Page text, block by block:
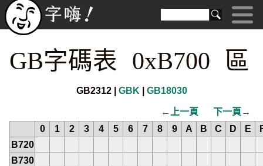
GB字碼表 0xB700 區
GB2312 | GBK GB18030
←上一頁
下一頁→
0
1 2 3 4 5 6 7 8 9 A B C D E
B720
B730